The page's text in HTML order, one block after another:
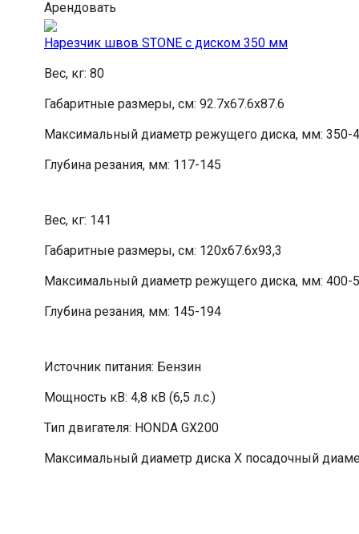
Арендовать
Нарезчик швов STONE с диском 350 мм
Вес, кг: 80
Габаритные размеры, см: 92.7х67.6х87.6
Максимальный диаметр режущего диска, мм: 350-
Глубина резания, мм: 117-145
Вес, кг: 141
Габаритные размеры, см: 120х67.6х93,3
Максимальный диаметр режущего диска, мм: 400-
Глубина резания, мм: 145-194
Источник питания: Бензин
Мощность кВ: 4,8 кВ (6,5 л.с.)
Тип двигателя: HONDA GX200
Максимальный диаметр диска Х посадочный